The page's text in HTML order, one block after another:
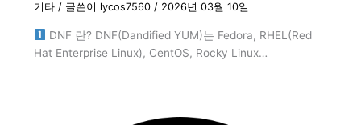
기타/ 글쓴이 lycos7560 / 2026년 03월 10일
DNF 란? DNF(Dandified YUM)는 Fedora, RHEL(Red
Hat Enterprise Linux), CentOS, Rocky Linux…